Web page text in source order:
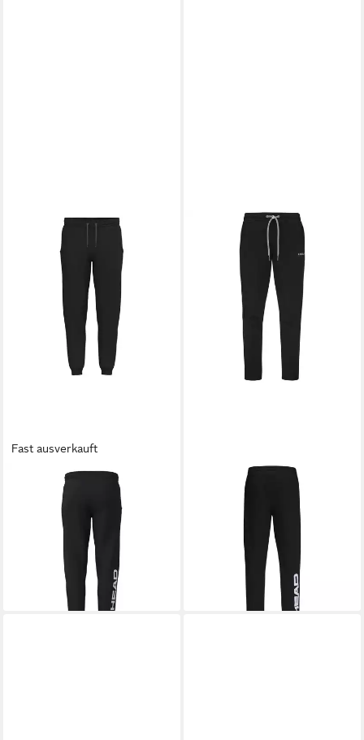
Fast ausverkauft
Trainingshose Club Original
ab 41,74 €
UVP 55,00 €
lieferbar - in 2-3 Werktagen bei dir
Sporthose Tennishose Pant
Club Byron lang schwarz
UVP 55,00 €
lieferbar - in 2-3 Werktagen bei dir